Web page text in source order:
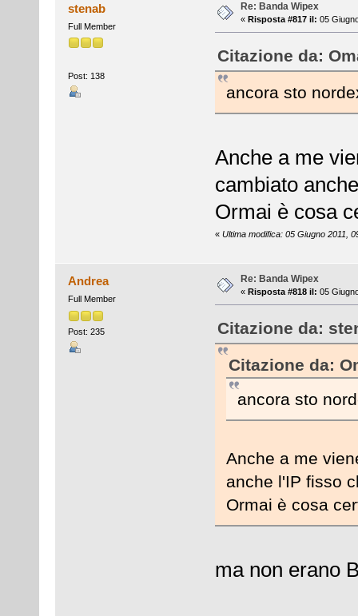
stenab
Full Member
Post: 138
Re: Banda Wipex
« Risposta #817 il: 05
Citazione da:
ancora sto
Anche a me
cambiato
Ormai è cosa
« Ultima modifica: 05 Giugno 2011,
Andrea
Full Member
Post: 235
Re: Banda Wipex
« Risposta #818 il: 05
Citazione da:
Citazione da:
ancora sto
Anche a me
anche l'IP fisso
Ormai è cosa
ma non erano